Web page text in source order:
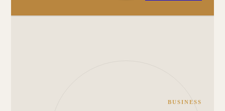
BUSINESS